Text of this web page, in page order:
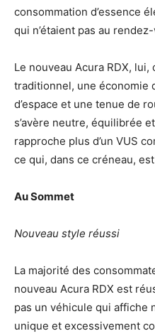
consommation d’essence
qui n’étaient pas au
Le nouveau Acura RDX,
traditionnel, une économie
d’espace et une tenue de
s’avère neutre, équilibrée
rapproche plus d’un VUS
ce qui, dans ce créneau,
Au Sommet
Nouveau style réussi
La majorité des
nouveau Acura RDX est
pas un véhicule qui affiche
unique et excessivement